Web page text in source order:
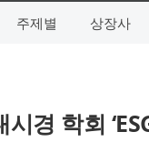
주제별 상장사
경 학회